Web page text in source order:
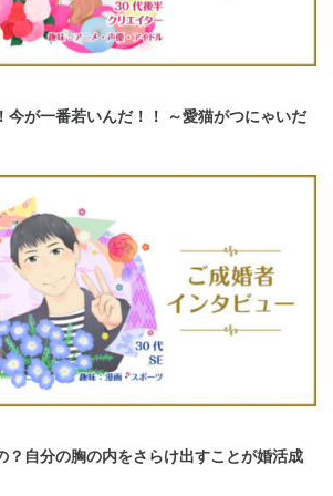
今が一番若いんだ！！ ～愛猫がつにゃいだ
？自分の胸の内をさらけ出すことが婚活成